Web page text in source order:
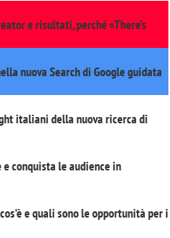
e risultati, perché «There’s
nuova Search di Google guidata
italiani della nuova ricerca di
conquista le audience in
e quali sono le opportunità per i